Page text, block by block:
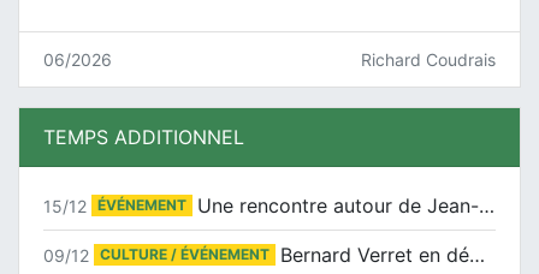
06/2026 Richard Coudrais
TEMPS ADDITIONNEL
15/12 ÉVÉNEMENT Une rencontre autour de Jean-Claude Suaudeau
09/12 CULTURE / ÉVÉNEMENT Bernard Verret en dédicaces le samedi 13 décembre à l’Espace Culturel Atlantis